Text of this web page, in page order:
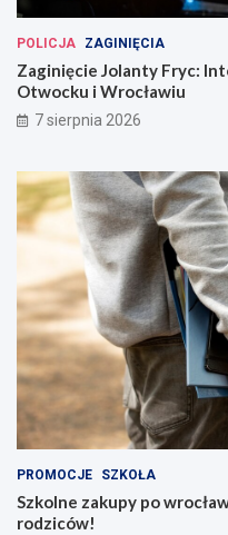
POLICJA ZAGINIĘCIA
Zaginięcie Jolanty Fryc:
Otwocku i Wrocławiu
7 sierpnia 2026
PROMOCJE SZKOŁA
Szkolne zakupy po
rodziców!